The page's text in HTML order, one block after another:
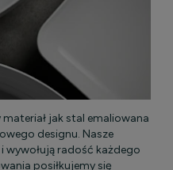
jak stal emaliowana
designu. Nasze
wywołują radość każdego
posiłkujemy się